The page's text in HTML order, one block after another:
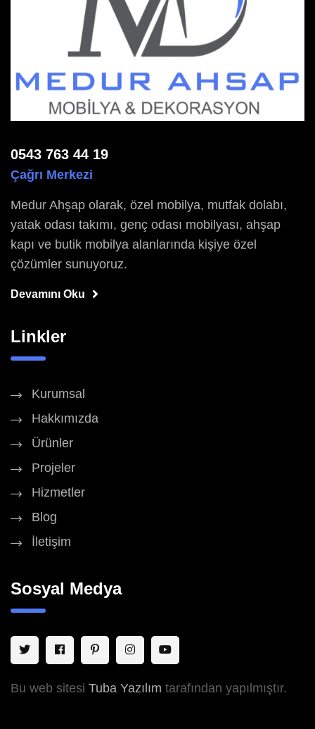
0543 763 44 19
Çağrı Merkezi
Medur Ahşap olarak, özel mobilya, mutfak dolabı,
yatak odası takımı, genç odası mobilyası, ahşap
kapı ve butik mobilya alanlarında kişiye özel
çözümler sunuyoruz.
Devamını Oku
Linkler
Kurumsal
Hakkımızda
Ürünler
Projeler
Hizmetler
Blog
İletişim
Sosyal Medya
Bu web sitesi Tuba Yazılım tarafından yapılmıştır.